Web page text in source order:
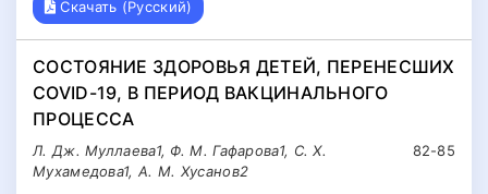
Скачать (Русский)
СОСТОЯНИЕ ЗДОРОВЬЯ ДЕТЕЙ, ПЕРЕНЕСШИХ
СOVID-19, В ПЕРИОД ВАКЦИНАЛЬНОГО
ПРОЦЕССА
82-85
Л. Дж. Муллаева1, Ф. М. Гафарова1, С. Х.
Мухамедова1, А. М. Хусанов2